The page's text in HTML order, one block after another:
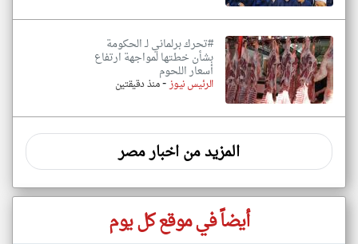
#تحرك برلماني لـ الحكومة
بشأن خطتها لمواجهة ارتفاع
أسعار اللحوم
الرئيس نيوز-منذ دقيقتين
المزيد من اخبار مصر
أيضاً في موقع كل يوم